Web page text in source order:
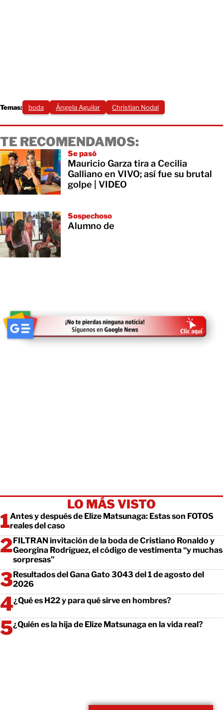
Temas: boda Ángela Aguilar Christian Nodal
TE RECOMENDAMOS:
Se pasó
Mauricio Garza tira a Cecilia
Galliano en VIVO; así fue su brutal
golpe | VIDEO
Sospechoso
Alumno de
LO MÁS VISTO
Antes y después de Elize Matsunaga: Estas son FOTOS
reales del caso
FILTRAN invitación de la boda de Cristiano Ronaldo y
Georgina Rodríguez, el código de vestimenta “y muchas
sorpresas”
Resultados del Gana Gato 3043 del 1 de agosto del
2026
¿Qué es H22 y para qué sirve en hombres?
¿Quién es la hija de Elize Matsunaga en la vida real?